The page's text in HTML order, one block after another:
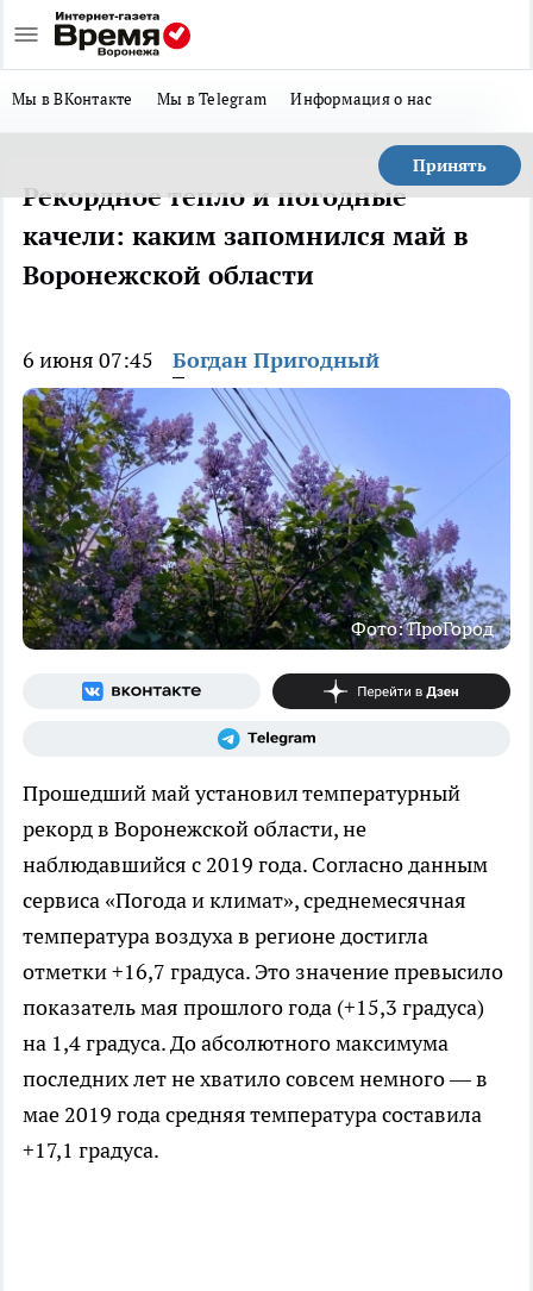
Мы в ВКонтакте Мы в Telegram Информация о нас
Принять
Рекордное тепло и погодные
качели: каким запомнился май в
Воронежской области
6 июня 07:45 Богдан Пригодный
Фото: ПроГород
Прошедший май установил температурный
рекорд в Воронежской области, не
наблюдавшийся с 2019 года. Согласно данным
сервиса «Погода и климат», среднемесячная
температура воздуха в регионе достигла
отметки +16,7 градуса. Это значение превысило
показатель мая прошлого года (+15,3 градуса)
на 1,4 градуса. До абсолютного максимума
последних лет не хватило совсем немного — в
мае 2019 года средняя температура составила
+17,1 градуса.